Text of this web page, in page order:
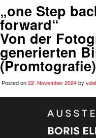
„one Step
forward“
Von der
generierten
(Promtografie)
Posted on22. November 2024by